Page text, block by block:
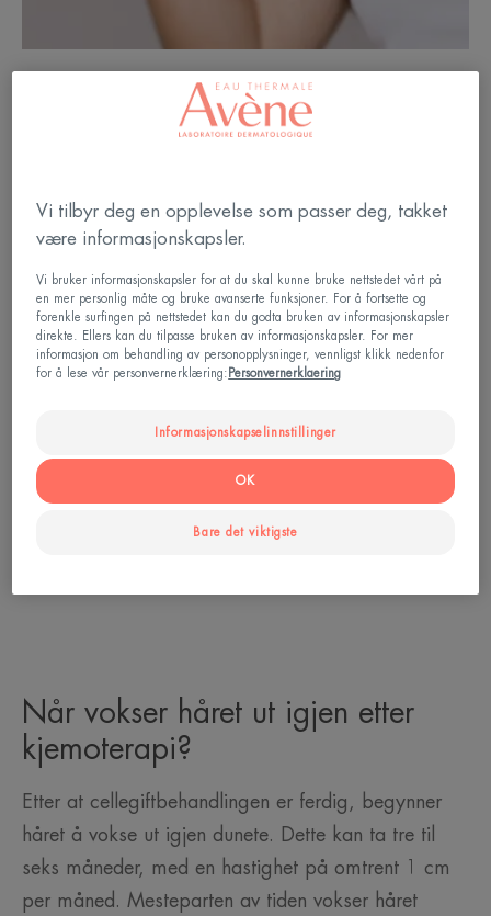
denne behandlingen også påvirke sunne celler, slik
som de i hårsekken. Som et resultat faller håret av.
Dette tapet kan være mer eller mindre plutselig,
avhengig av molekylene som administreres. Derfor
er det i noen tilfeller ikke rapportert om hårtap.
cellegiftbehandling kan også spille en rolle, samt
bruk av en kjølehette for å forhindre hårtap. Hos
noen mennesker oppstår kløe og prikking i
Når vokser håret ut igjen etter
kjemoterapi?
Etter at cellegiftbehandlingen er ferdig, begynner
håret å vokse ut igjen dunete. Dette kan ta tre til
seks måneder, med en hastighet på omtrent 1 cm
per måned. Mesteparten av tiden vokser håret
Vi tilbyr deg en opplevelse som passer deg, takket
være informasjonskapsler.
Vi bruker informasjonskapsler for at du skal kunne bruke nettstedet vårt på
en mer personlig måte og bruke avanserte funksjoner. For å fortsette og
forenkle surfingen på nettstedet kan du godta bruken av informasjonskapsler
direkte. Ellers kan du tilpasse bruken av informasjonskapsler. For mer
informasjon om behandling av personopplysninger, vennligst klikk nedenfor
for å lese vår personvernerklæring: Personvernerklaering
Informasjonskapselinnstillinger
Bare det viktigste
OK